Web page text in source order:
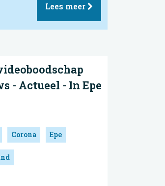
Lees meer
- Actueel - In Epe
Corona Epe